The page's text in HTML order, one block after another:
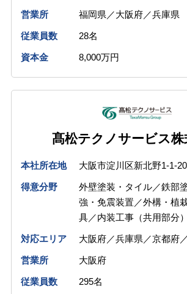
営業所 福岡県／大阪府／兵庫県
従業員数 28名
資本金 8,000万円
髙松テクノサービス株
本社所在地 大阪市淀川区新北野1-1-20
得意分野
外壁塗装・タイル／鉄部
強・免震装置／外構・植
具／内装工事（共用部分）
対応エリア 大阪府／兵庫県／京都府
営業所 大阪府
従業員数 295名